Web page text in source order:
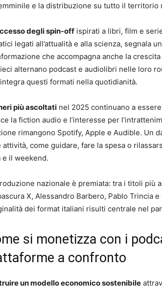
e la distribuzione su tutto il territorio
degli spin-off ispirati a libri, film e
legati all’attualità e alla scienza, segnala
che accompagna anche la
alternano podcast e audiolibri nelle loro
questi formati nella quotidianità.
più ascoltati nel 2025 continuano a
la fiction audio e l’interesse per
rimangono Spotify, Apple e Audible. Un
attività, come guidare, fare la spesa o
e il weekend.
nazionale è premiata: tra i titoli più
X, Alessandro Barbero, Pablo Trincia
dei format italiani risulti centrale nel
si monetizza con i
a confronto
un modello economico sostenibile